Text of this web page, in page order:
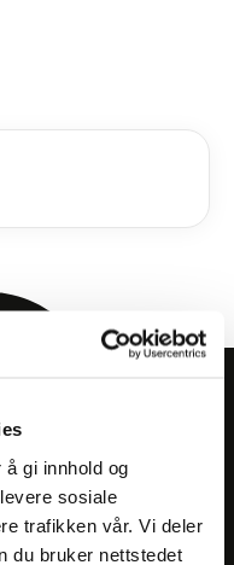
gi innhold og
sosiale
trafikken vår. Vi deler
du bruker nettstedet